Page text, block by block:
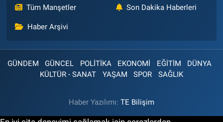
Tüm Manşetler Son Dakika Haberleri
Haber Arşivi
GÜNDEM GÜNCEL POLİTİKA EKONOMİ EĞİTİM
DÜNYA
KÜLTÜR - SANAT
YAŞAM SPOR SAĞLIK
Haber Yazılımı: TE Bilişim